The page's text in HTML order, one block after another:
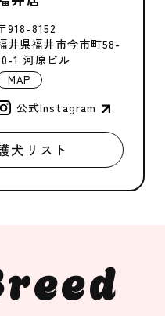
918-8152
井県福井市今市町58-
1 河原ビル
MAP
公式Instagram
犬リスト